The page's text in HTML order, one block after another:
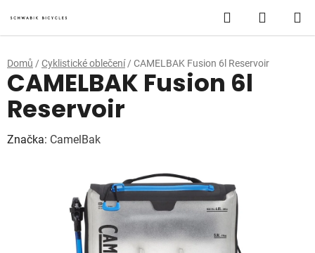
na
obsah
Hledat
KOŠÍK
Domů / Cyklistické oblečení / CAMELBAK Fusion 6l Reservoir
CAMELBAK Fusion 6l
Reservoir
Značka: CamelBak